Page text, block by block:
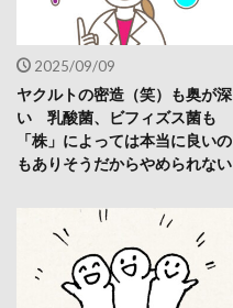
2025/09/09
ヤクルトの密造（笑）も奥が深
い 乳酸菌、ビフィズス菌も
「株」によっては本当に良いの
もありそうだからやめられない